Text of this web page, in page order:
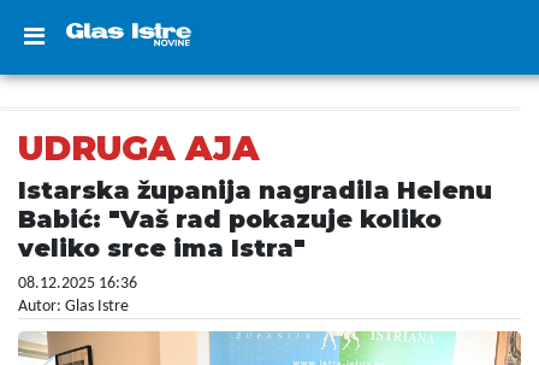
UDRUGA AJA
Istarska županija nagradila Helenu
Babić: "Vaš rad pokazuje koliko
veliko srce ima Istra"
08.12.2025 16:36
Autor: Glas Istre